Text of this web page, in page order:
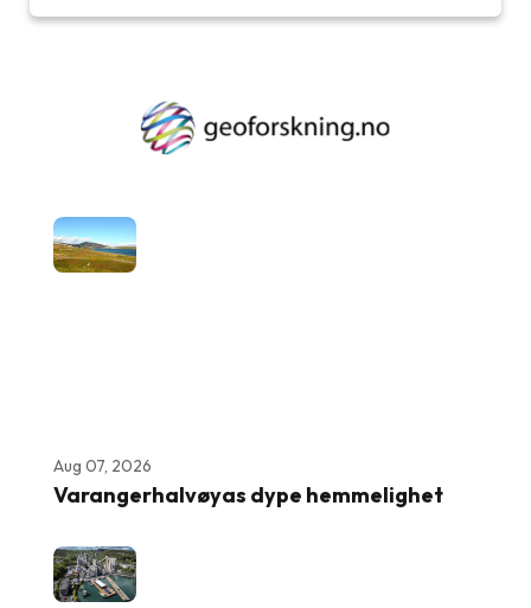
Aug 07, 2026
Varangerhalvøyas dype hemmelighet